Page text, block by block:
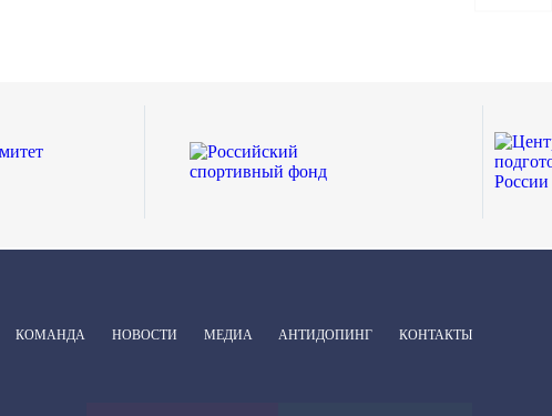
КОМАНДА НОВОСТИ МЕДИА АНТИДОПИНГ КОНТАКТЫ